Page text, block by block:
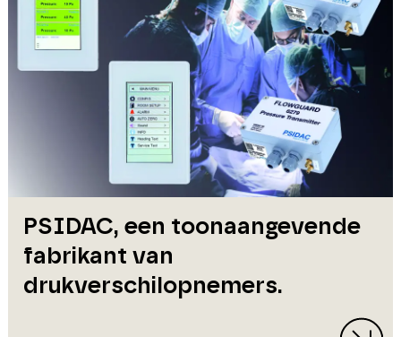
PSIDAC, een toonaangevende
fabrikant van
drukverschilopnemers.